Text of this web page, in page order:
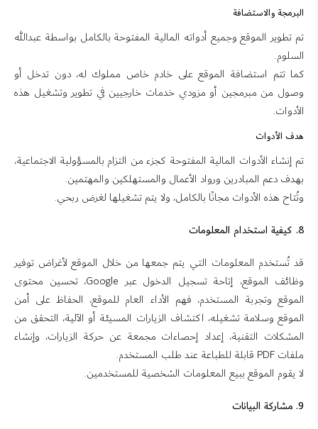
البرمجة والاستضافة
تم تطوير الموقع وجميع أدواته المالية المفتوحة بالكامل بواسطة عبدالله
السلوم.
كما تتم استضافة الموقع على خادم خاص مملوك له، دون تدخل أو
وصول من مبرمجين أو مزودي خدمات خارجيين في تطوير وتشغيل هذه
الأدوات.
هدف الأدوات
تم إنشاء الأدوات المالية المفتوحة كجزء من التزام بالمسؤولية الاجتماعية،
بهدف دعم المبادرين ورواد الأعمال والمستهلكين والمهتمين.
وتُتاح هذه الأدوات مجانًا بالكامل، ولا يتم تشغيلها لغرض ربحي.
8. كيفية استخدام المعلومات
قد تُستخدم المعلومات التي يتم جمعها من خلال الموقع لأغراض توفير
وظائف الموقع، إتاحة تسجيل الدخول عبر Google، تحسين محتوى
الموقع وتجربة المستخدم، فهم الأداء العام للموقع، الحفاظ على أمن
الموقع وسلامة تشغيله، اكتشاف الزيارات المسيئة أو الآلية، التحقق من
المشكلات التقنية، إعداد إحصاءات مجمعة عن حركة الزيارات، وإنشاء
ملفات PDF قابلة للطباعة عند طلب المستخدم.
لا يقوم الموقع ببيع المعلومات الشخصية للمستخدمين.
9. مشاركة البيانات